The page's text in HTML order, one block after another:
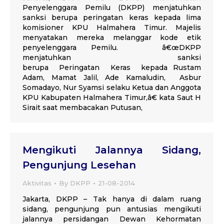
Penyelenggara Pemilu (DKPP) menjatuhkan
sanksi berupa peringatan keras kepada lima
komisioner KPU Halmahera Timur. Majelis
menyatakan mereka melanggar kode etik
penyelenggara Pemilu. â€œDKPP
menjatuhkan sanksi
berupa Peringatan Keras kepada Rustam
Adam, Mamat Jalil, Ade Kamaludin, Asbur
Somadayo, Nur Syamsi selaku Ketua dan Anggota
KPU Kabupaten Halmahera Timur,â€ kata Saut H
Sirait saat membacakan Putusan,
Mengikuti Jalannya Sidang,
Pengunjung Lesehan
Aktivitas By DKPP 21-08-2014
Jakarta, DKPP – Tak hanya di dalam ruang
sidang, pengunjung pun antusias mengikuti
jalannya persidangan Dewan Kehormatan